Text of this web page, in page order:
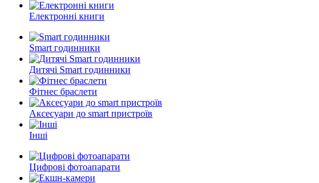
Електронні книги
Smart годинники
Дитячі Smart годинники
Фітнес браслети
Аксесуари до smart пристроїв
Інші
Цифрові фотоапарати